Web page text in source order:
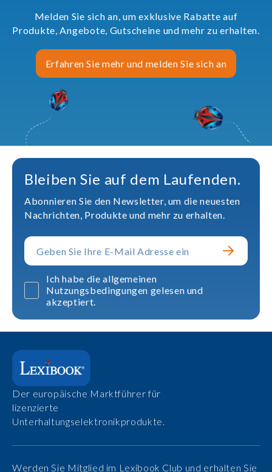
Melden Sie sich an, um exklusive Rabatte auf
Produkte, Angebote, Gutscheine und mehr zu erhalten.
Erfahren Sie mehr und melden Sie sich an
Bleiben Sie auf dem Laufenden.
Abonnieren Sie den Newsletter, um die neuesten
Nachrichten, Produkte und mehr zu erhalten.
Ich habe die allgemeinen
Nutzungsbedingungen gelesen und
akzeptiert.
Der europäische Marktführer für
lizenzierte
Unterhaltungselektronikprodukte.
Werden Sie Mitglied im Lexibook Club und erhalten Sie